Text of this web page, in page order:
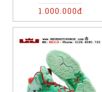
1.000.000đ